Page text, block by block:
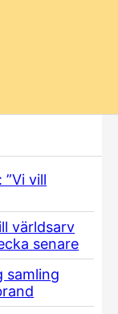
vill
världsarv
senare
samling